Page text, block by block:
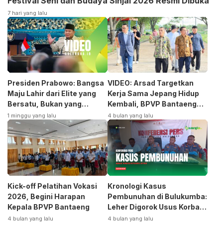
7 hari yang lalu
Presiden Prabowo: Bangsa
Maju Lahir dari Elite yang
Bersatu, Bukan yang
Terpecah
1 minggu yang lalu
VIDEO: Arsad Targetkan
Kerja Sama Jepang Hidup
Kembali, BPVP Bantaeng
Siap Bangkitkan Jurusan
Otomotif
4 bulan yang lalu
Kick-off Pelatihan Vokasi
2026, Begini Harapan
Kepala BPVP Bantaeng
4 bulan yang lalu
Kronologi Kasus
Pembunuhan di Bulukumba:
Leher Digorok Usus Korban
Dikeluarkan
4 bulan yang lalu